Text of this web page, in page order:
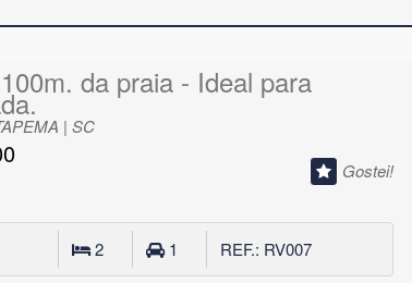
da praia - Ideal para
| SC
Gostei!
2 1 REF.: RV007